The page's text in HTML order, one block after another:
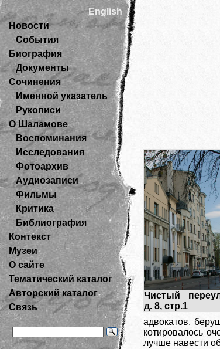
English
Новости
События
Биография
Документы
Сочинения
Именной указатель
Рукописи
О Шаламове
Воспоминания
Исследования
Фотоархив
Аудиозаписи
Фильмы
Критика
Библиография
Контекст
Музеи
О сайте
Тематический каталог
Авторский каталог
Связь
Чистый
д. 8, стр.1
адвокатов,
котировалось
лучше навести